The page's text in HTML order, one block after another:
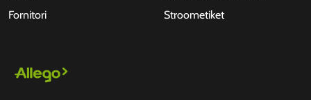
Fornitori
Stroometiket